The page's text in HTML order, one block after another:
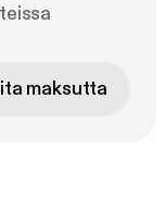
maksutta